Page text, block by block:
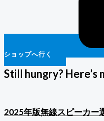
ショップへ行く
Still hungry? Here’s
2025年版無線スピーカー